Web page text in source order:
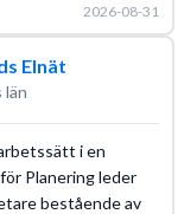
2026-08-31
Elnät
län
i en
Planering leder
bestående av